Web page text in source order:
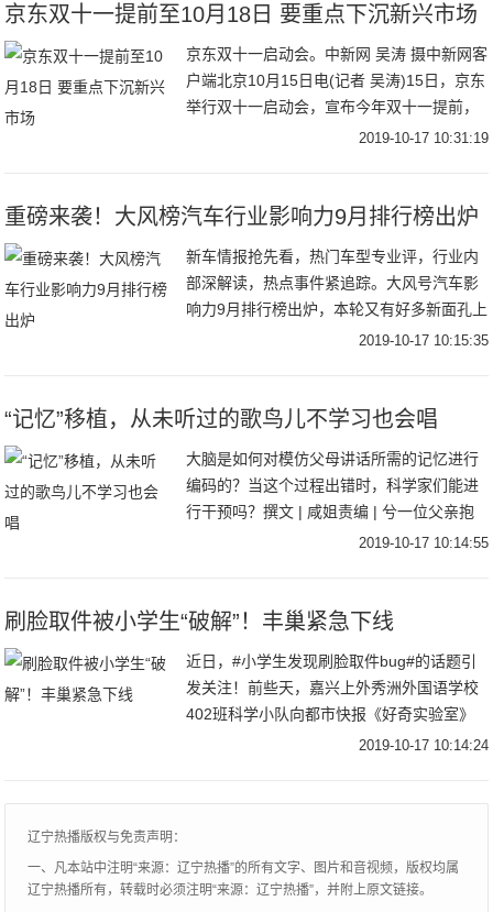
京东双十一提前至10月18日 要重点下沉新兴市场
京东双十一启动会。中新网 吴涛 摄中新网客
户端北京10月15日电(记者 吴涛)15日，京东
举行双十一启动会，宣布今年双十一提前，
将从10月18日正式开启，并推出“超级百亿
2019-10-17 10:31:19
重磅来袭！大风榜汽车行业影响力9月排行榜出炉
新车情报抢先看，热门车型专业评，行业内
部深解读，热点事件紧追踪。大风号汽车影
响力9月排行榜出炉，本轮又有好多新面孔上
榜喔！快来加入，极先锋带你上高速！恭喜
2019-10-17 10:15:35
“记忆”移植，从未听过的歌鸟儿不学习也会唱
大脑是如何对模仿父母讲话所需的记忆进行
编码的？当这个过程出错时，科学家们能进
行干预吗？撰文 | 咸姐责编 | 兮一位父亲抱
着他刚出生的宝宝，他们的脸只有几英寸的
2019-10-17 10:14:55
刷脸取件被小学生“破解”！丰巢紧急下线
近日，#小学生发现刷脸取件bug#的话题引
发关注！前些天，嘉兴上外秀洲外国语学校
402班科学小队向都市快报《好奇实验室》
报料：他们在一次课外科学实验中发现，只
2019-10-17 10:14:24
辽宁热播版权与免责声明：
一、凡本站中注明“来源：辽宁热播”的所有文字、图片和音视频，版权均属
辽宁热播所有，转载时必须注明“来源：辽宁热播”，并附上原文链接。